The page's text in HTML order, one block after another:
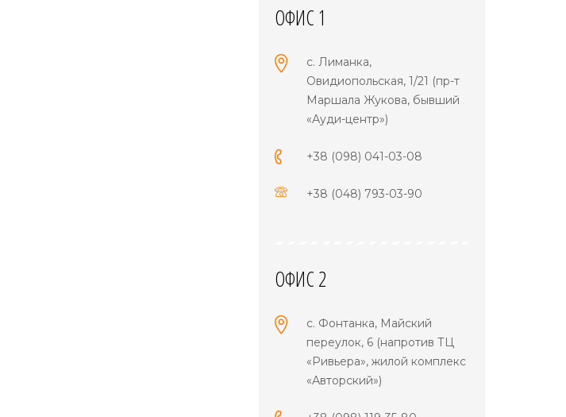
ОФИС 1
с. Лиманка,
Овидиопольская, 1/21 (пр-т
Маршала Жукова, бывший
«Ауди-центр»)
+38 (098) 041-03-08
+38 (048) 793-03-90
ОФИС 2
с. Фонтанка, Майский
переулок, 6 (напротив ТЦ
«Ривьера», жилой комплекс
«Авторский»)